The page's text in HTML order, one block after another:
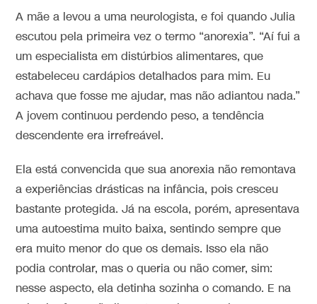
A mãe a levou a uma neurologista, e foi quando Julia
escutou pela primeira vez o termo “anorexia”. “Aí fui a
um especialista em distúrbios alimentares, que
estabeleceu cardápios detalhados para mim. Eu
achava que fosse me ajudar, mas não adiantou nada.”
A jovem continuou perdendo peso, a tendência
descendente era irrefreável.
Ela está convencida que sua anorexia não remontava
a experiências drásticas na infância, pois cresceu
bastante protegida. Já na escola, porém, apresentava
uma autoestima muito baixa, sentindo sempre que
era muito menor do que os demais. Isso ela não
podia controlar, mas o queria ou não comer, sim:
nesse aspecto, ela detinha sozinha o comando. E na